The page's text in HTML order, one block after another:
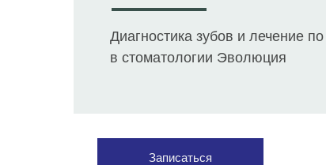
Диагностика зубов и лечение
в стоматологии Эволюция
Записаться